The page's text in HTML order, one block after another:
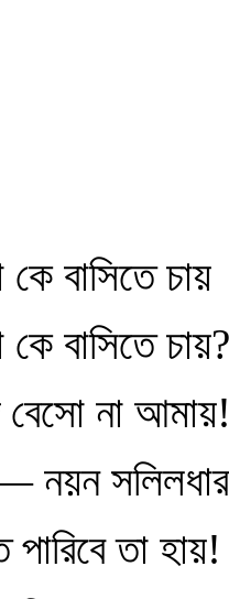
বাসিতে চায়
বাসিতে চায়?
না
নয়ন সলিলধার
তা হায়!